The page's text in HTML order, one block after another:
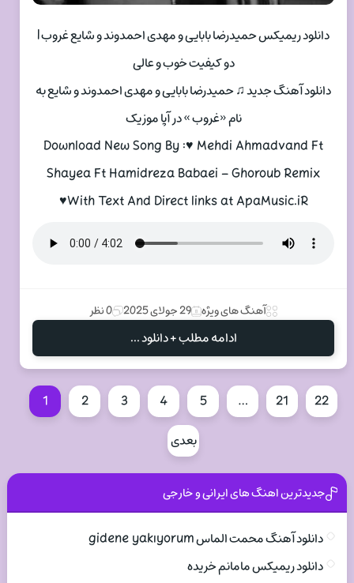
دانلود ریمیکس حمیدرضا بابایی و مهدی احمدوند و شایع غروب |
دو کیفیت خوب و عالی
دانلود آهنگ جدید ♫ حمیدرضا بابایی و مهدی احمدوند و شایع به
نام «غروب » در آپا موزیک
Download New Song By :♥ Mehdi Ahmadvand Ft
Shayea Ft Hamidreza Babaei – Ghoroub Remix
♥With Text And Direct links at ApaMusic.iR
آهنگ های ویژه 29 جولای 2025 0 نظر
ادامه مطلب + دانلود ...
1 2 3 4 5 … 21
22
بعدی
جدیدترین اهنگ های ایرانی و خارجی
دانلود آهنگ محمت الماس gidene yakıyorum
دانلود ریمیکس مامانم خریده